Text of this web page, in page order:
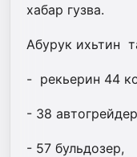
хабар гузва.
Абурук ихьтин
- рекьерин 44
- 38
- 57 бульдозер,